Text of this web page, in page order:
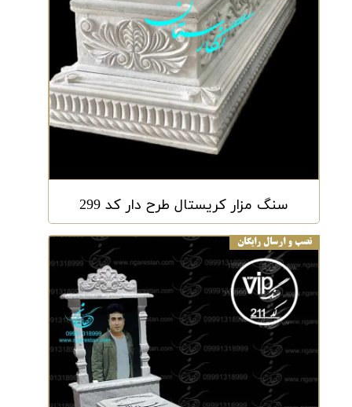
سنگ مزار کریستال طرح دار کد 299
نصب و ارسال رایگان